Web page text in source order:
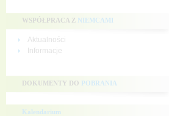
WSPÓŁPRACA Z NIEMCAMI
Aktualności
Informacje
DOKUMENTY DO POBRANIA
Kalendarium